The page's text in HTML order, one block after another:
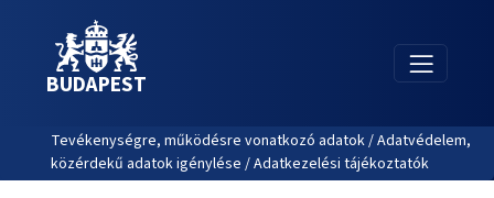
BUDAPEST
Tevékenységre, működésre vonatkozó adatok / Adatvédelem,
közérdekű adatok igénylése / Adatkezelési tájékoztatók